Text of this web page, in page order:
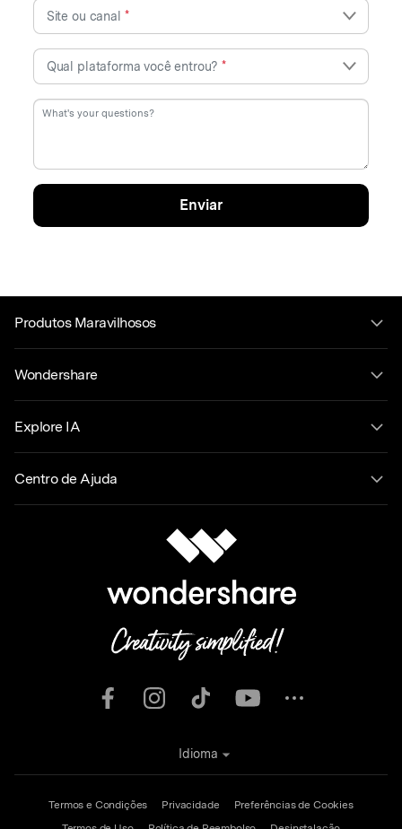
Site ou canal *
Qual plataforma você entrou?*
Enviar
Produtos Maravilhosos
Wondershare
Explore IA
Centro de Ajuda
Termos e Condições Privacidade
Preferências de Cookies
Idioma